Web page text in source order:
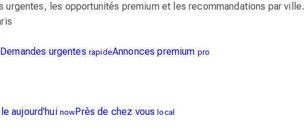
urgentes, les opportunités premium et les recommandations par ville.
Demandes urgentes rapideAnnonces premium pro
aujourd'hui nowPrès de chez vouslocal